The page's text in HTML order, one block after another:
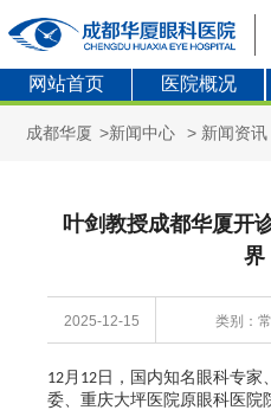
网站首页 医院概况
成都华厦 >新闻中心 > 新闻资讯
叶剑教授成都华厦开
界
2025-12-15 类别：
12 月 12 日，国内知名眼科专家
委、重庆大坪医院原眼科医院